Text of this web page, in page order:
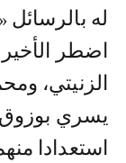
له بالرسائل
اضطر
الزنيتي،
يسري بوزوق
استعدادا